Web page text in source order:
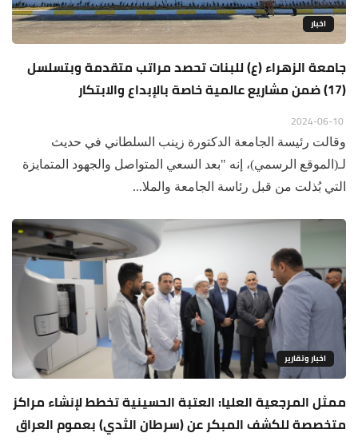
اخبار
جامعة الزهراء (ع) للبنات تحصد مراتب متقدمة وبتسلسل
(17) ضمن مشاريع عالمية خاصة بالإبداع والابتكار
وقالت رئيسة الجامعة الدكتورة زينب السلطاني في حديث
لـ(الموقع الرسمي)، إنه "بعد السعي المتواصل والجهود المتمايزة
التي بُذلت من قبل رئاسة الجامعة والملا...
اخبار وتقارير
ممثل المرجعية العليا: العتبة الحسينية تخطط لإنشاء مراكز
متخصصة للكشف المبكر عن (سرطان الثدي) بعموم العراق